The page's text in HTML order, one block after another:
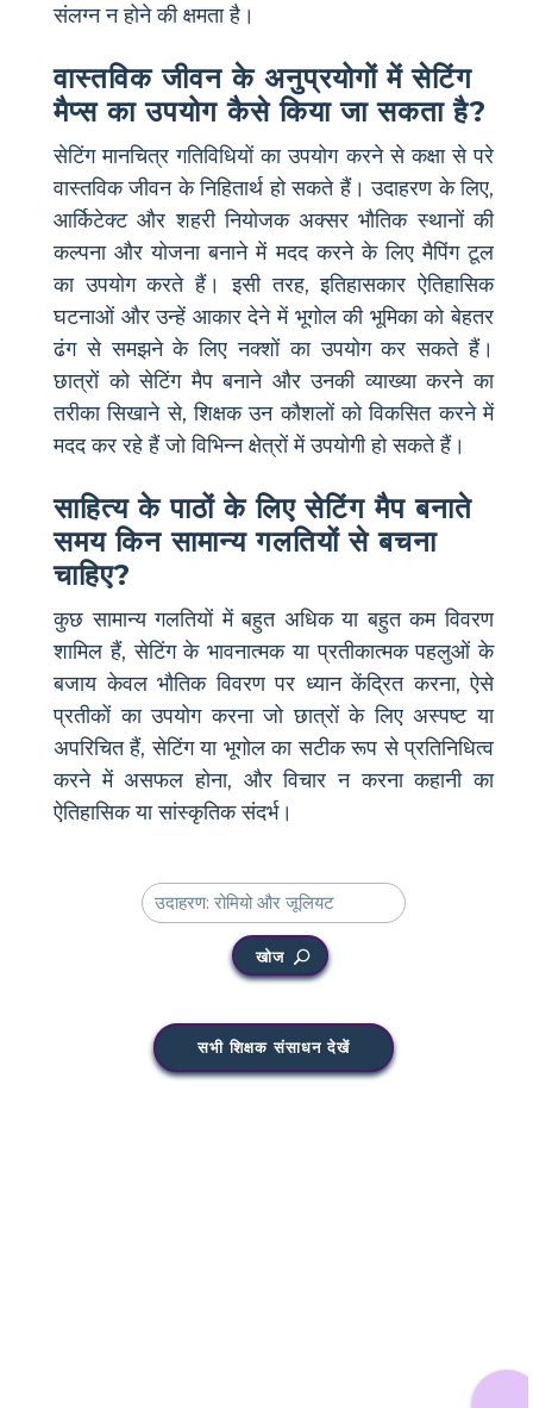
संलग्न न होने की क्षमता है।
वास्तविक जीवन के अनुप्रयोगों में सेटिंग
मैप्स का उपयोग कैसे किया जा सकता है?
सेटिंग मानचित्र गतिविधियों का उपयोग करने से कक्षा से परे
वास्तविक जीवन के निहितार्थ हो सकते हैं। उदाहरण के लिए,
आर्किटेक्ट और शहरी नियोजक अक्सर भौतिक स्थानों की
कल्पना और योजना बनाने में मदद करने के लिए मैपिंग टूल
का उपयोग करते हैं। इसी तरह, इतिहासकार ऐतिहासिक
घटनाओं और उन्हें आकार देने में भूगोल की भूमिका को बेहतर
ढंग से समझने के लिए नक्शों का उपयोग कर सकते हैं।
छात्रों को सेटिंग मैप बनाने और उनकी व्याख्या करने का
तरीका सिखाने से, शिक्षक उन कौशलों को विकसित करने में
मदद कर रहे हैं जो विभिन्न क्षेत्रों में उपयोगी हो सकते हैं।
साहित्य के पाठों के लिए सेटिंग मैप बनाते
समय किन सामान्य गलतियों से बचना
चाहिए?
कुछ सामान्य गलतियों में बहुत अधिक या बहुत कम विवरण
शामिल हैं, सेटिंग के भावनात्मक या प्रतीकात्मक पहलुओं के
बजाय केवल भौतिक विवरण पर ध्यान केंद्रित करना, ऐसे
प्रतीकों का उपयोग करना जो छात्रों के लिए अस्पष्ट या
अपरिचित हैं, सेटिंग या भूगोल का सटीक रूप से प्रतिनिधित्व
करने में असफल होना, और विचार न करना कहानी का
ऐतिहासिक या सांस्कृतिक संदर्भ।
खोज
सभी शिक्षक संसाधन देखें